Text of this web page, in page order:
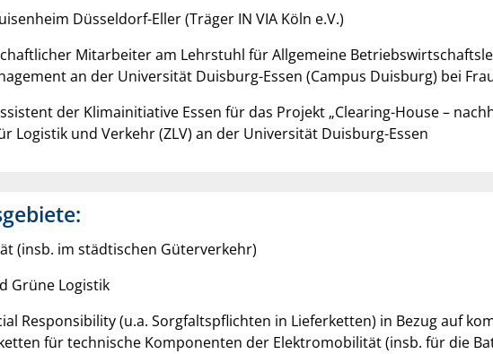
Düsseldorf-Eller (Träger IN VIA Köln e.V.)
Mitarbeiter am Lehrstuhl für Allgemeine
an der Universität Duisburg-Essen (Campus Duisburg) bei
der Klimainitiative Essen für das Projekt „Clearing-House –
Logistik und Verkehr (ZLV) an der Universität Duisburg-Essen
(insb. im städtischen Güterverkehr)
Grüne Logistik
Responsibility (u.a. Sorgfaltspflichten in Lieferketten) in Bezug auf
für technische Komponenten der Elektromobilität (insb. für die